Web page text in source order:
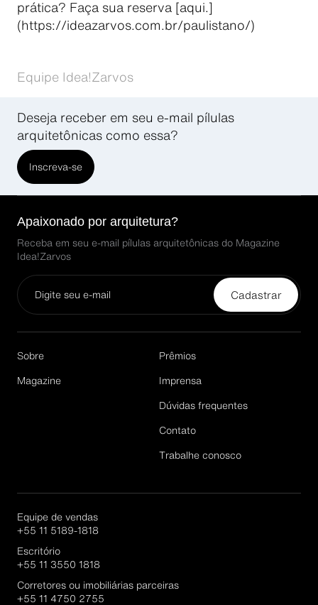
prática? Faça sua reserva [aqui.]
(https://ideazarvos.com.br/paulistano/)
Equipe Idea!Zarvos
Deseja receber em seu e-mail pílulas
arquitetônicas como essa?
Inscreva-se
Apaixonado por arquitetura?
Receba em seu e-mail pílulas arquitetônicas do Magazine
Idea!Zarvos
Cadastrar
Email*
Sobre
Magazine
Prêmios
Imprensa
Dúvidas frequentes
Contato
Trabalhe conosco
Equipe de vendas
+55 11 5189-1818
Escritório
+55 11 3550 1818
Corretores ou imobiliárias parceiras
+55 11 4750 2755